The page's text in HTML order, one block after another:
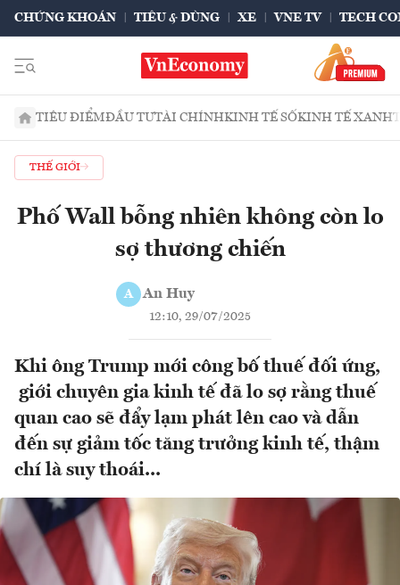
CHỨNG KHOÁN TIÊU & DÙNG XE VNE TV TECH
TIÊU ĐIỂMĐẦU TƯTÀI CHÍNHKINH TẾ SỐKINH TẾ XANH
THẾ GIỚI
Phố Wall bỗng nhiên không còn lo
sợ thương chiến
A An Huy
12:10, 29/07/2025
Khi ông Trump mới công bố thuế đối ứng,
giới chuyên gia kinh tế đã lo sợ rằng thuế
quan cao sẽ đẩy lạm phát lên cao và dẫn
đến sự giảm tốc tăng trưởng kinh tế, thậm
chí là suy thoái...